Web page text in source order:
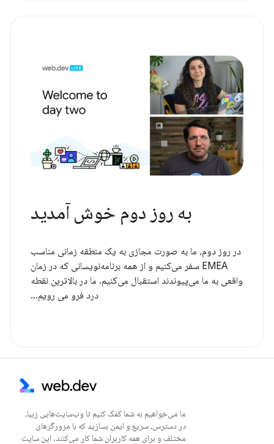
به روز دوم خوش آمدید
در روز دوم، ما به صورت مجازی به یک منطقه زمانی مناسب
EMEA سفر می‌کنیم و از همه برنامه‌نویسانی که در زمان
واقعی به ما می‌پیوندند استقبال می‌کنیم. ما در بالاترین نقطه
درد فرو می رویم...
ما می‌خواهیم به شما کمک کنیم تا وب‌سایت‌هایی زیبا،
در دسترس، سریع و ایمن بسازید که با مرورگرهای
مختلف و برای همه کاربران شما کار می‌کنند. این سایت